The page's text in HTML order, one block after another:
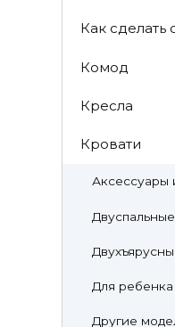
Как сделать
Комод
Кресла
Кровати
Аксессуары
Двуспальные
Для ребенка
Другие